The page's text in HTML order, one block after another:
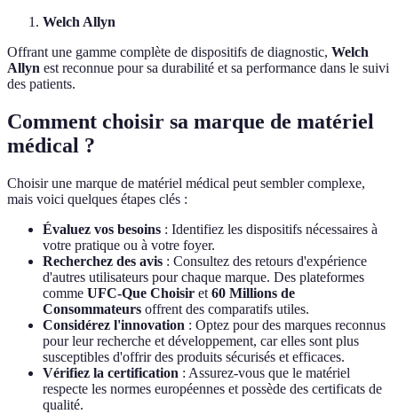
Welch Allyn
Offrant une gamme complète de dispositifs de diagnostic, Welch
Allyn est reconnue pour sa durabilité et sa performance dans le suivi
des patients.
Comment choisir sa marque de matériel
médical ?
Choisir une marque de matériel médical peut sembler complexe,
mais voici quelques étapes clés :
Évaluez vos besoins : Identifiez les dispositifs nécessaires à
votre pratique ou à votre foyer.
Recherchez des avis : Consultez des retours d'expérience
d'autres utilisateurs pour chaque marque. Des plateformes
comme UFC-Que Choisir et 60 Millions de
Consommateurs offrent des comparatifs utiles.
Considérez l'innovation : Optez pour des marques reconnus
pour leur recherche et développement, car elles sont plus
susceptibles d'offrir des produits sécurisés et efficaces.
Vérifiez la certification : Assurez-vous que le matériel
respecte les normes européennes et possède des certificats de
qualité.